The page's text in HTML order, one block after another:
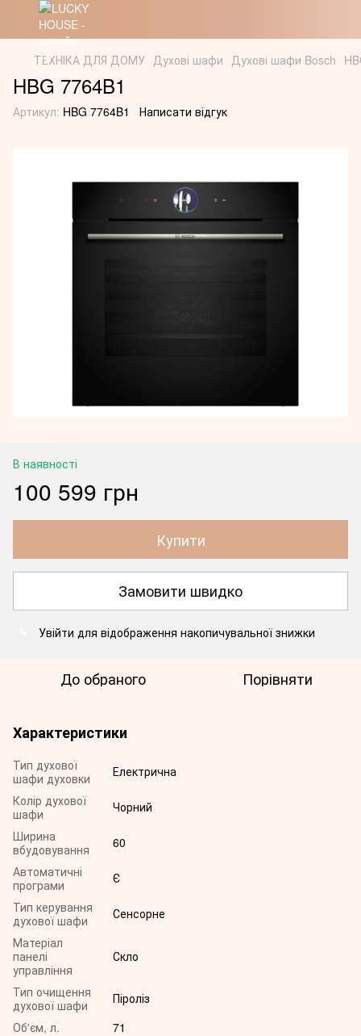
ТЕХНІКА ДЛЯ ДОМУ Духові шафи Духові шафи Bosch
HBG 7764B1
Артикул: HBG 7764B1 Написати відгук
В наявності
100 599 грн
Купити
Замовити швидко
Увійти для відображення накопичувальної знижки
До обраного Порівняти
Характеристики
Тип духової
шафи духовки
Електрична
Колір духової
шафи
Чорний
Ширина
вбудовування
60
Автоматичні
програми
Є
Тип керування
духової шафи
Сенсорне
Матеріал
панелі
управління
Скло
Тип очищення
духової шафи
Піроліз
Об'єм, л.
71